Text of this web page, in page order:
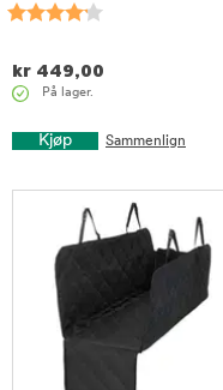
kr 449,00
På lager.
Kjøp Sammenlign